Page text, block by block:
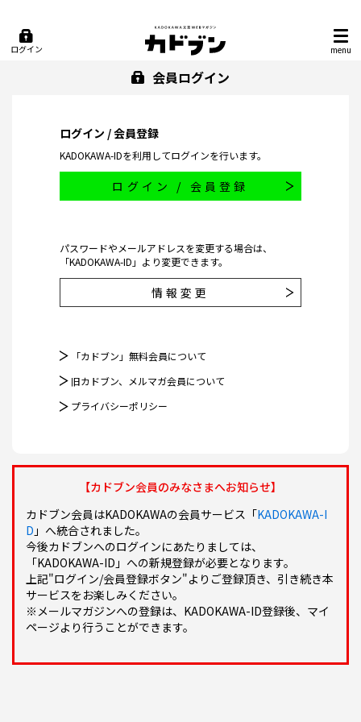
ログイン menu
会員ログイン
ログイン / 会員登録
KADOKAWA-IDを利用してログインを行います。
ログイン / 会員登録
パスワードやメールアドレスを変更する場合は、
「KADOKAWA-ID」より変更できます。
情報変更
「カドブン」無料会員について
旧カドブン、メルマガ会員について
プライバシーポリシー
【カドブン会員のみなさまへお知らせ】
カドブン会員はKADOKAWAの会員サービス「KADOKAWA-I
D 」へ統合されました。
今後カドブンへのログインにあたりましては、
「KADOKAWA-ID」への新規登録が必要となります。
上記"ログイン/会員登録ボタン"よりご登録頂き、引き続き本
サービスをお楽しみください。
※メールマガジンへの登録は、KADOKAWA-ID登録後、マイ
ページより行うことができます。